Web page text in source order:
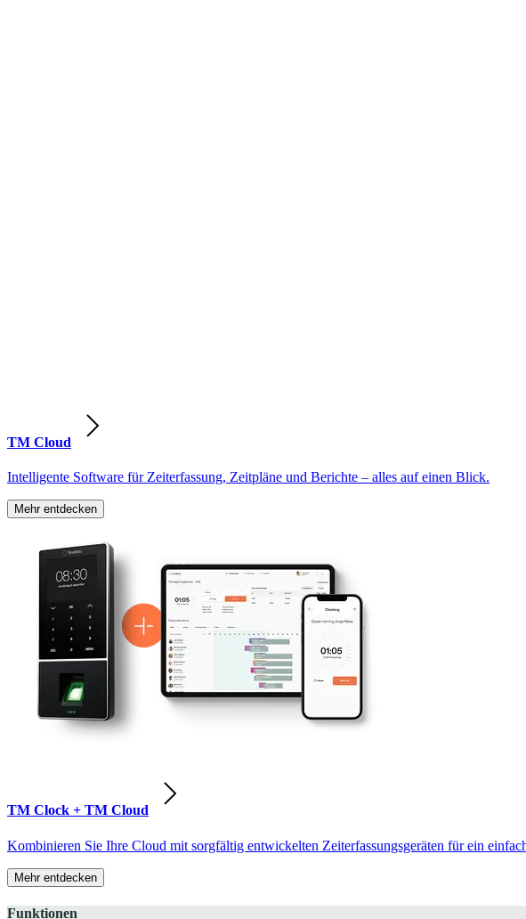
TM Cloud
Intelligente Software für Zeiterfassung, Zeitpläne und Berichte – alles auf einen Blick.
Mehr entdecken
TM Clock + TM Cloud
Kombinieren Sie Ihre Cloud mit sorgfältig entwickelten Zeiterfassungsgeräten für ein
Mehr entdecken
Funktionen